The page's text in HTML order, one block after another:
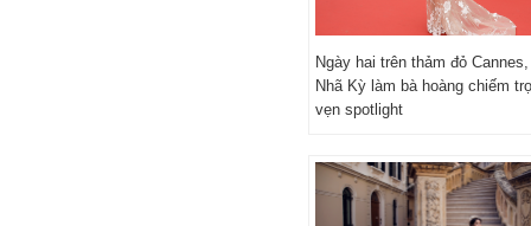
Ngày hai trên thảm đỏ
Nhã Kỳ làm bà hoàng chiếm
vẹn spotlight